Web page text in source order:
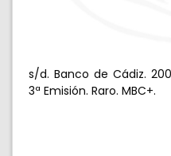
s/d. Banco de Cádiz.
3ª Emisión. Raro. MBC+.